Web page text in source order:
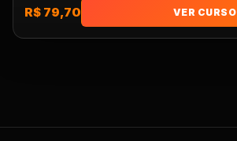
R$ 79,70 VER CURSO